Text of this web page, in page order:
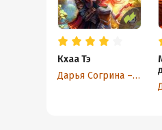
Кхаа Тэ
Дарья Согрина – Друк